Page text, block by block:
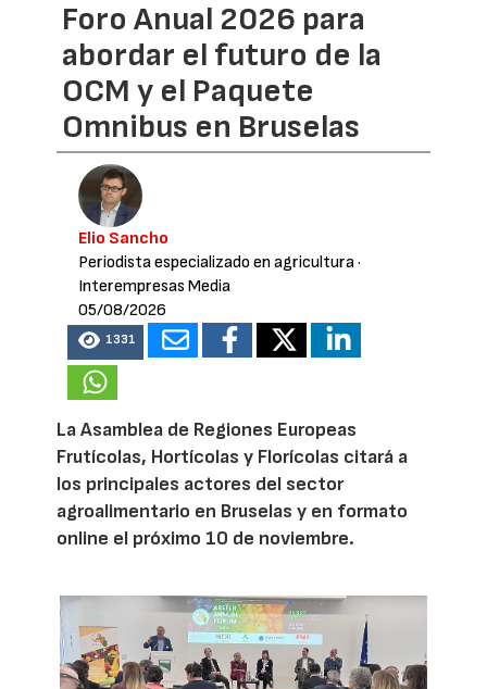
Foro Anual 2026 para
abordar el futuro de la
OCM y el Paquete
Omnibus en Bruselas
Elio Sancho
Periodista especializado en agricultura·
Interempresas Media
05/08/2026
1331
La Asamblea de Regiones Europeas
Frutícolas, Hortícolas y Florícolas citará a
los principales actores del sector
agroalimentario en Bruselas y en formato
online el próximo 10 de noviembre.